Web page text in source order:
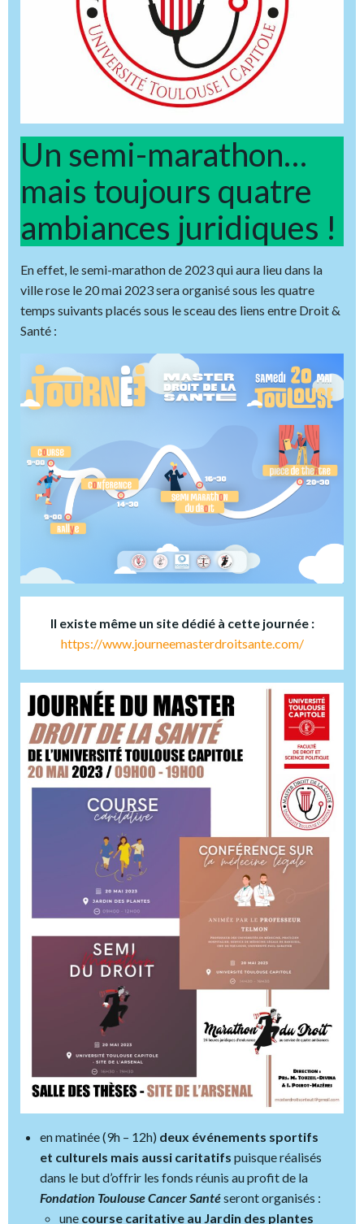
Un semi-marathon…
mais toujours quatre
ambiances juridiques !
En effet, le semi-marathon de 2023 qui aura lieu dans la
ville rose le 20 mai 2023 sera organisé sous les quatre
temps suivants placés sous le sceau des liens entre Droit &
Santé :
Il existe même un site dédié à cette journée :
https://www.journeemasterdroitsante.com/
en matinée (9h – 12h) deux événements sportifs
et culturels mais aussi caritatifs puisque réalisés
dans le but d’offrir les fonds réunis au profit de la
Fondation Toulouse Cancer Santéseront organisés :
une course caritative au Jardin des plantes